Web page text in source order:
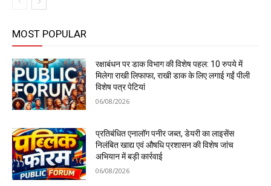
MOST POPULAR
रक्षाबंधन पर डाक विभाग की विशेष पहल: 10 रुपये में
मिलेगा राखी लिफाफा, राखी डाक के लिए लगाई गईं पीली
विशेष पत्र पेटियां
06/08/2026
प्रतिबंधित एनालॉग पनीर जब्त, डेयरी का लाइसेंस
निलंबित खाद्य एवं औषधि प्रशासन की विशेष जांच
अभियान में बड़ी कार्रवाई
06/08/2026